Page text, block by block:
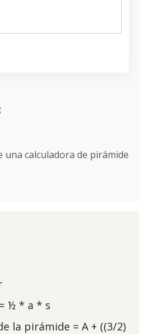
una calculadora de pirámide
½ * a * s
la pirámide = A + ((3/2)